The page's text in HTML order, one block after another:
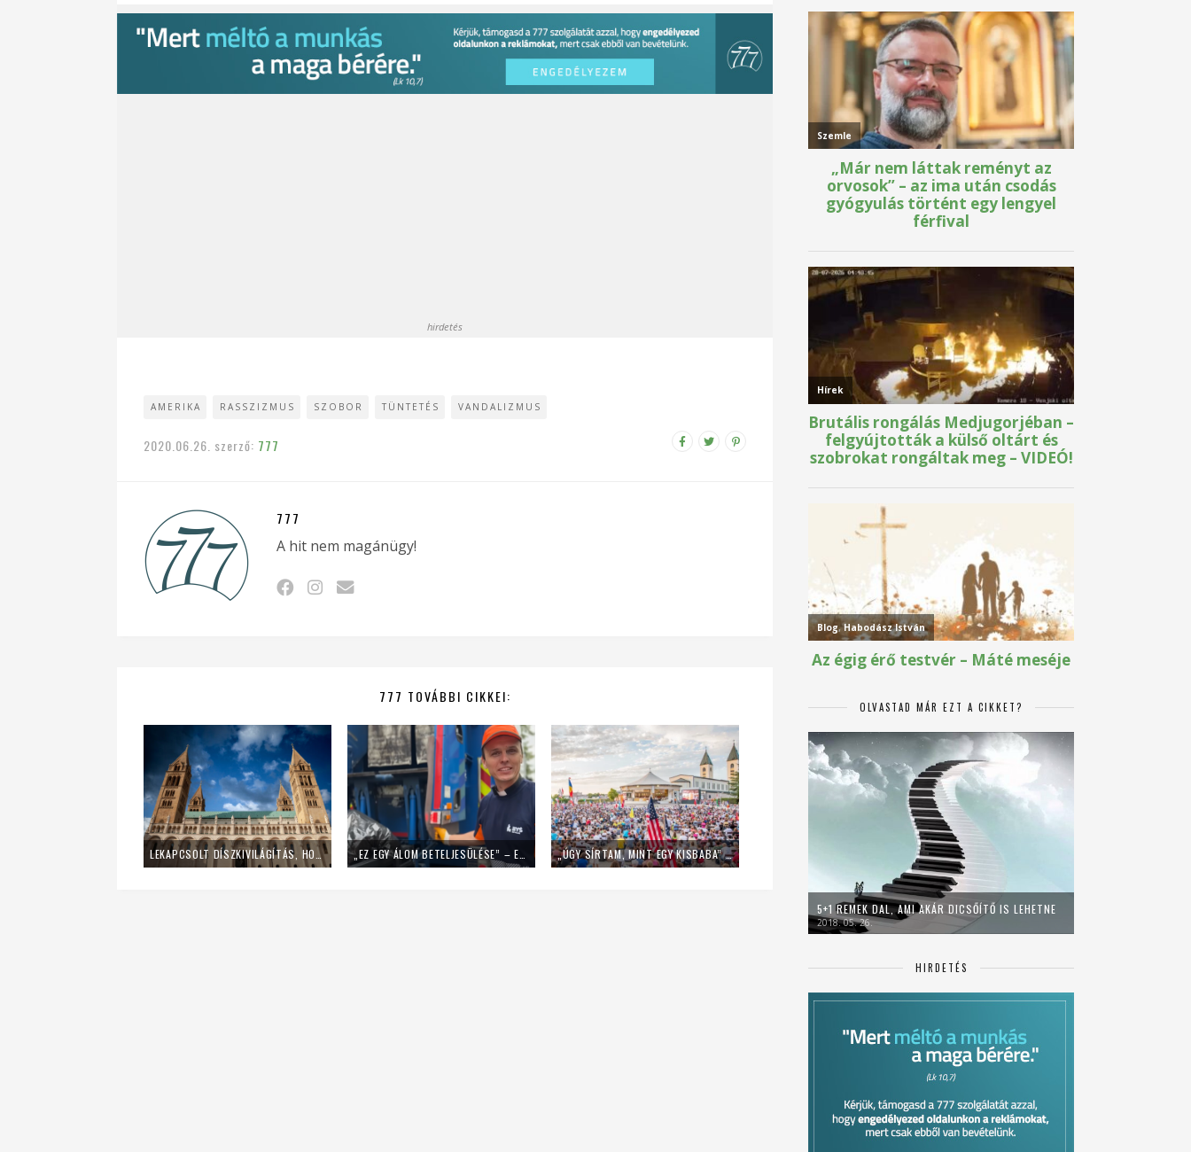
hirdetés
AMERIKA RASSZIZMUS SZOBOR TÜNTETÉS VANDALIZMUS
2020.06.26. szerző: 777
777
A hit nem magánügy!
777 TOVÁBBI CIKKEI:
LEKAPCSOLT DÍSZKIVILÁGÍTÁS, HOME OFFICE – ÍGY SPÓROL AZ ENERGIÁVAL A PÉCSI EGYHÁZMEGYE „EZ EGY ÁLOM BETELJESÜLÉSE” – EGY NAPIG KUKÁSNAK ÁLLT EGY LENGYEL PAP „ÚGY SÍRTAM, MINT EGY KISBABA” – FIATALOK A MLADIFESTRŐL
OLVASTAD MÁR EZT A CIKKET?
5+1 REMEK DAL, AMI AKÁR DICSŐÍTŐ IS LEHETNE
2018. 05. 26.
HIRDETÉS